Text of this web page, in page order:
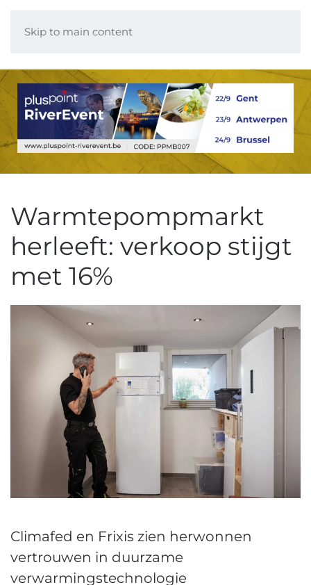
Skip to main content
Warmtepompmarkt
herleeft: verkoop stijgt
met 16%
Climafed en Frixis zien herwonnen
vertrouwen in duurzame
verwarmingstechnologie